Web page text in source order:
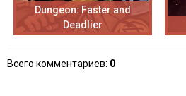
Dungeon: Faster and
Deadlier
Всего комментариев: 0